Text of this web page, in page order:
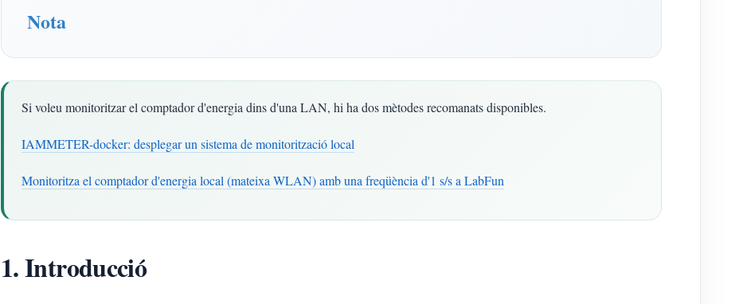
Nota
Si voleu monitoritzar el comptador d'energia dins d'una LAN, hi ha dos mètodes recomanats disponibles.
IAMMETER-docker: desplegar un sistema de monitorització local
Monitoritza el comptador d'energia local (mateixa WLAN) amb una freqüència d'1 s/s a LabFun
1. Introducció